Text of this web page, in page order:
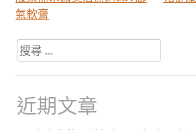
章
分
氣軟膏
搜
尋
關
於：
近期文章